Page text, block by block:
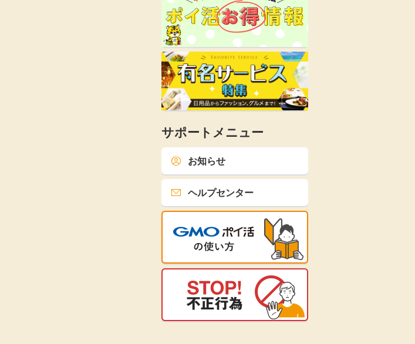
サポートメニュー
お知らせ
ヘルプセンター